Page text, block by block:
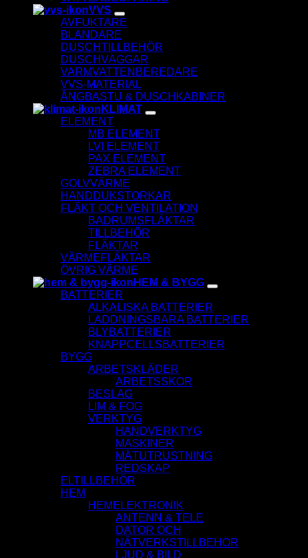
VVS
AVFUKTARE
BLANDARE
DUSCHTILLBEHÖR
DUSCHVÄGGAR
VARMVATTENBEREDARE
VVS-MATERIAL
ÅNGBASTU & DUSCHKABINER
KLIMAT
ELEMENT
MB ELEMENT
LVI ELEMENT
PAX ELEMENT
ZEBRA ELEMENT
GOLVVÄRME
HANDDUKSTORKAR
FLÄKT OCH VENTILATION
BADRUMSFLÄKTAR
TILLBEHÖR
FLÄKTAR
VÄRMEFLÄKTAR
ÖVRIG VÄRME
HEM & BYGG
BATTERIER
ALKALISKA BATTERIER
LADDNINGSBARA BATTERIER
BLYBATTERIER
KNAPPCELLSBATTERIER
BYGG
ARBETSKLÄDER
ARBETSSKOR
BESLAG
LIM & FOG
VERKTYG
HANDVERKTYG
MASKINER
MÄTUTRUSTNING
REDSKAP
ELTILLBEHÖR
HEM
HEMELEKTRONIK
ANTENN & TELE
DATOR OCH
NÄTVERKSTILLBEHÖR
LJUD & BILD